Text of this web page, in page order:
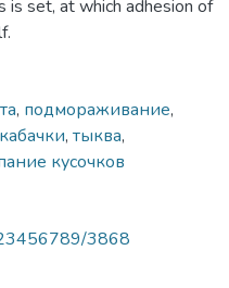
is set, at which adhesion of
, подмораживание,
кабачки, тыква,
кусочков
3868